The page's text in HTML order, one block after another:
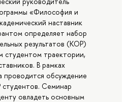
«Философия и
наставник
определяет набор
результатов (КОР)
траектории,
В рамках
проводится обсуждение
Семинар
овладеть основным